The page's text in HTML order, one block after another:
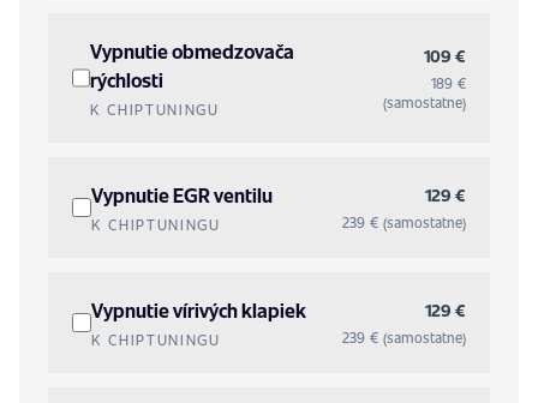
Vypnutie obmedzovača
rýchlosti
K CHIPTUNINGU
109 €
189 €
(samostatne)
Vypnutie EGR ventilu
K CHIPTUNINGU
129 €
239 € (samostatne)
Vypnutie vírivých klapiek
K CHIPTUNINGU
129 €
239 € (samostatne)